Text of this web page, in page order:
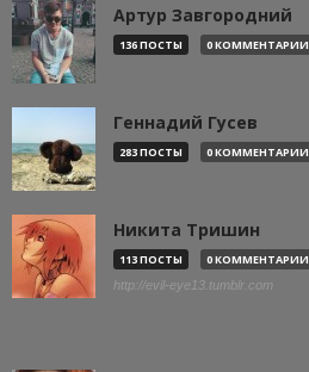
Артур Завгородний
136 ПОСТЫ 0 КОММЕНТАРИИ
Геннадий Гусев
283 ПОСТЫ 0 КОММЕНТАРИИ
Никита Тришин
113 ПОСТЫ 0 КОММЕНТАРИИ
http://evil-eye13.tumblr.com